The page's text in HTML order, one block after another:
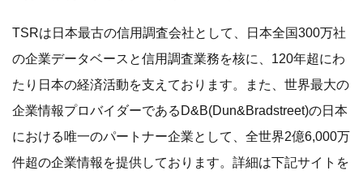
TSRは日本最古の信用調査会社として、日本全国300万社
の企業データベースと信用調査業務を核に、120年超にわ
たり日本の経済活動を支えております。また、世界最大の
企業情報プロバイダーであるD&B(Dun&Bradstreet)の日本
における唯一のパートナー企業として、全世界2億6,000万
件超の企業情報を提供しております。詳細は下記サイトを